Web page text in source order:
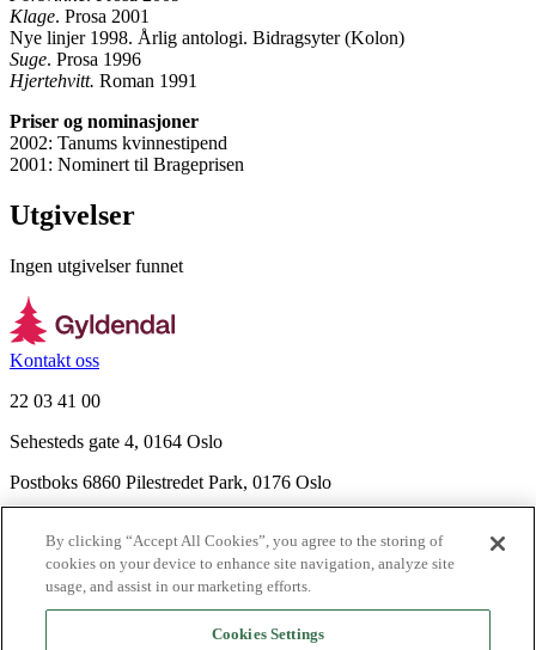
Klage. Prosa 2001
Nye linjer 1998. Årlig antologi. Bidragsyter (Kolon)
Suge. Prosa 1996
Hjertehvitt. Roman 1991
Priser og nominasjoner
2002: Tanums kvinnestipend
2001: Nominert til Brageprisen
Utgivelser
Ingen utgivelser funnet
Kontakt oss
22 03 41 00
Sehesteds gate 4, 0164 Oslo
Postboks 6860 Pilestredet Park, 0176 Oslo
Nyhetsbrev
Ledige stillinger
Send inn manus
By clicking “Accept All Cookies”, you agree to the storing of
cookies on your device to enhance site navigation, analyze site
usage, and assist in our marketing efforts.
Cookies Settings